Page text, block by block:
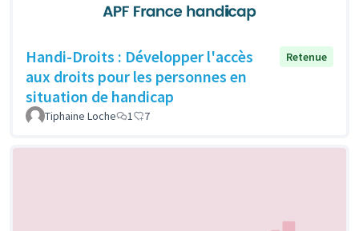
Handi-Droits : Développer l'accès
aux droits pour les personnes en
situation de handicap
Retenue
Tiphaine Loche 1 7